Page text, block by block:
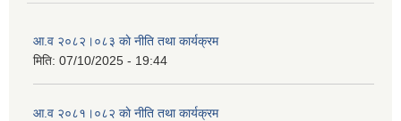
आ.व २०८२।०८३ काे नीति तथा कार्यक्रम
मिति: 07/10/2025 - 19:44
आ.व २०८१।०८२ काे नीति तथा कार्यक्रम